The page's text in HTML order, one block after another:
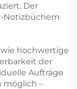
Der
Notizbüchern
hochwertige
der
Aufträge
möglich –